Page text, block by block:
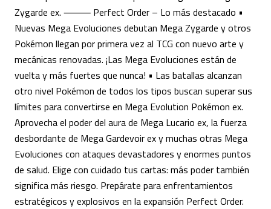
Zygarde ex. ⸻ Perfect Order – Lo más destacado •
Nuevas Mega Evoluciones debutan Mega Zygarde y otros
Pokémon llegan por primera vez al TCG con nuevo arte y
mecánicas renovadas. ¡Las Mega Evoluciones están de
vuelta y más fuertes que nunca! • Las batallas alcanzan
otro nivel Pokémon de todos los tipos buscan superar sus
límites para convertirse en Mega Evolution Pokémon ex.
Aprovecha el poder del aura de Mega Lucario ex, la fuerza
desbordante de Mega Gardevoir ex y muchas otras Mega
Evoluciones con ataques devastadores y enormes puntos
de salud. Elige con cuidado tus cartas: más poder también
significa más riesgo. Prepárate para enfrentamientos
estratégicos y explosivos en la expansión Perfect Order.